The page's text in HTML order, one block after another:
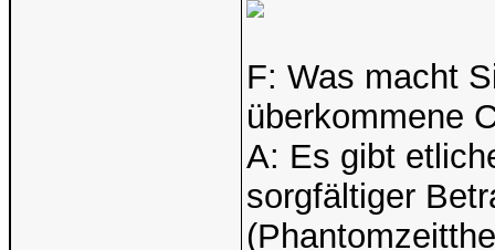
F: Was macht
überkommene
A: Es gibt
sorgfältiger